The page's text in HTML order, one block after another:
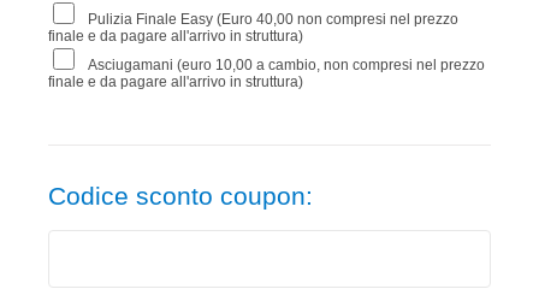
Pulizia Finale Easy (Euro 40,00 non compresi nel prezzo
finale e da pagare all'arrivo in struttura)
Asciugamani (euro 10,00 a cambio, non compresi nel prezzo
finale e da pagare all'arrivo in struttura)
Codice sconto coupon: